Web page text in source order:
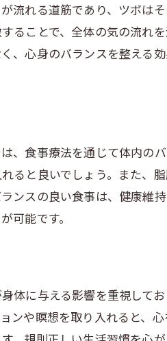
ラクティス
ア
ランス
探る
果
ア
流れる道筋であり、ツボは
ことで、全体の気の流れを
、心身のバランスを整える
、食事療法を通じて体内の
と良いでしょう。また、脂
ンスの良い食事は、健康維
可能です。
体に与える影響を重視して
ンや瞑想を取り入れると、